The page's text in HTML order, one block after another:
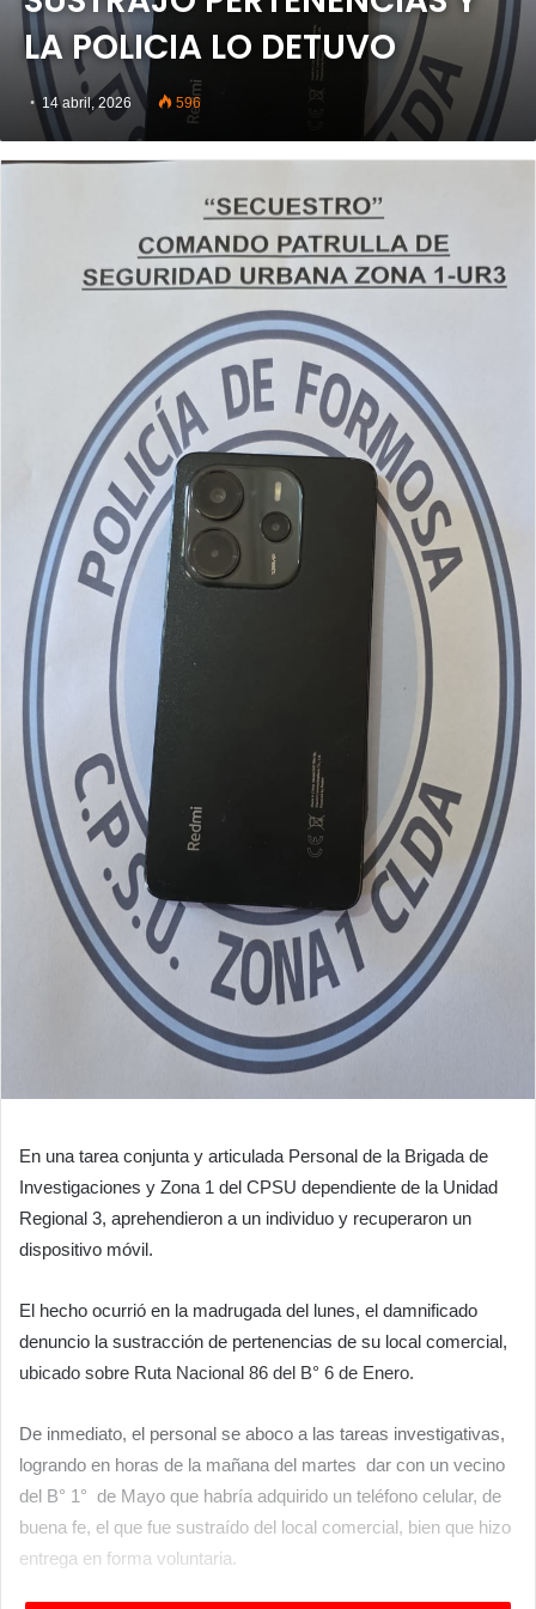
LA POLICIA LO DETUVO
14 abril, 2026 596
En una tarea conjunta y articulada Personal de la Brigada de
Investigaciones y Zona 1 del CPSU dependiente de la Unidad
Regional 3, aprehendieron a un individuo y recuperaron un
dispositivo móvil.
El hecho ocurrió en la madrugada del lunes, el damnificado
denuncio la sustracción de pertenencias de su local comercial,
ubicado sobre Ruta Nacional 86 del B° 6 de Enero.
De inmediato, el personal se aboco a las tareas investigativas,
logrando en horas de la mañana del martes dar con un vecino
del B° 1° de Mayo que habría adquirido un teléfono celular, de
buena fe, el que fue sustraído del local comercial, bien que hizo
entrega en forma voluntaria.